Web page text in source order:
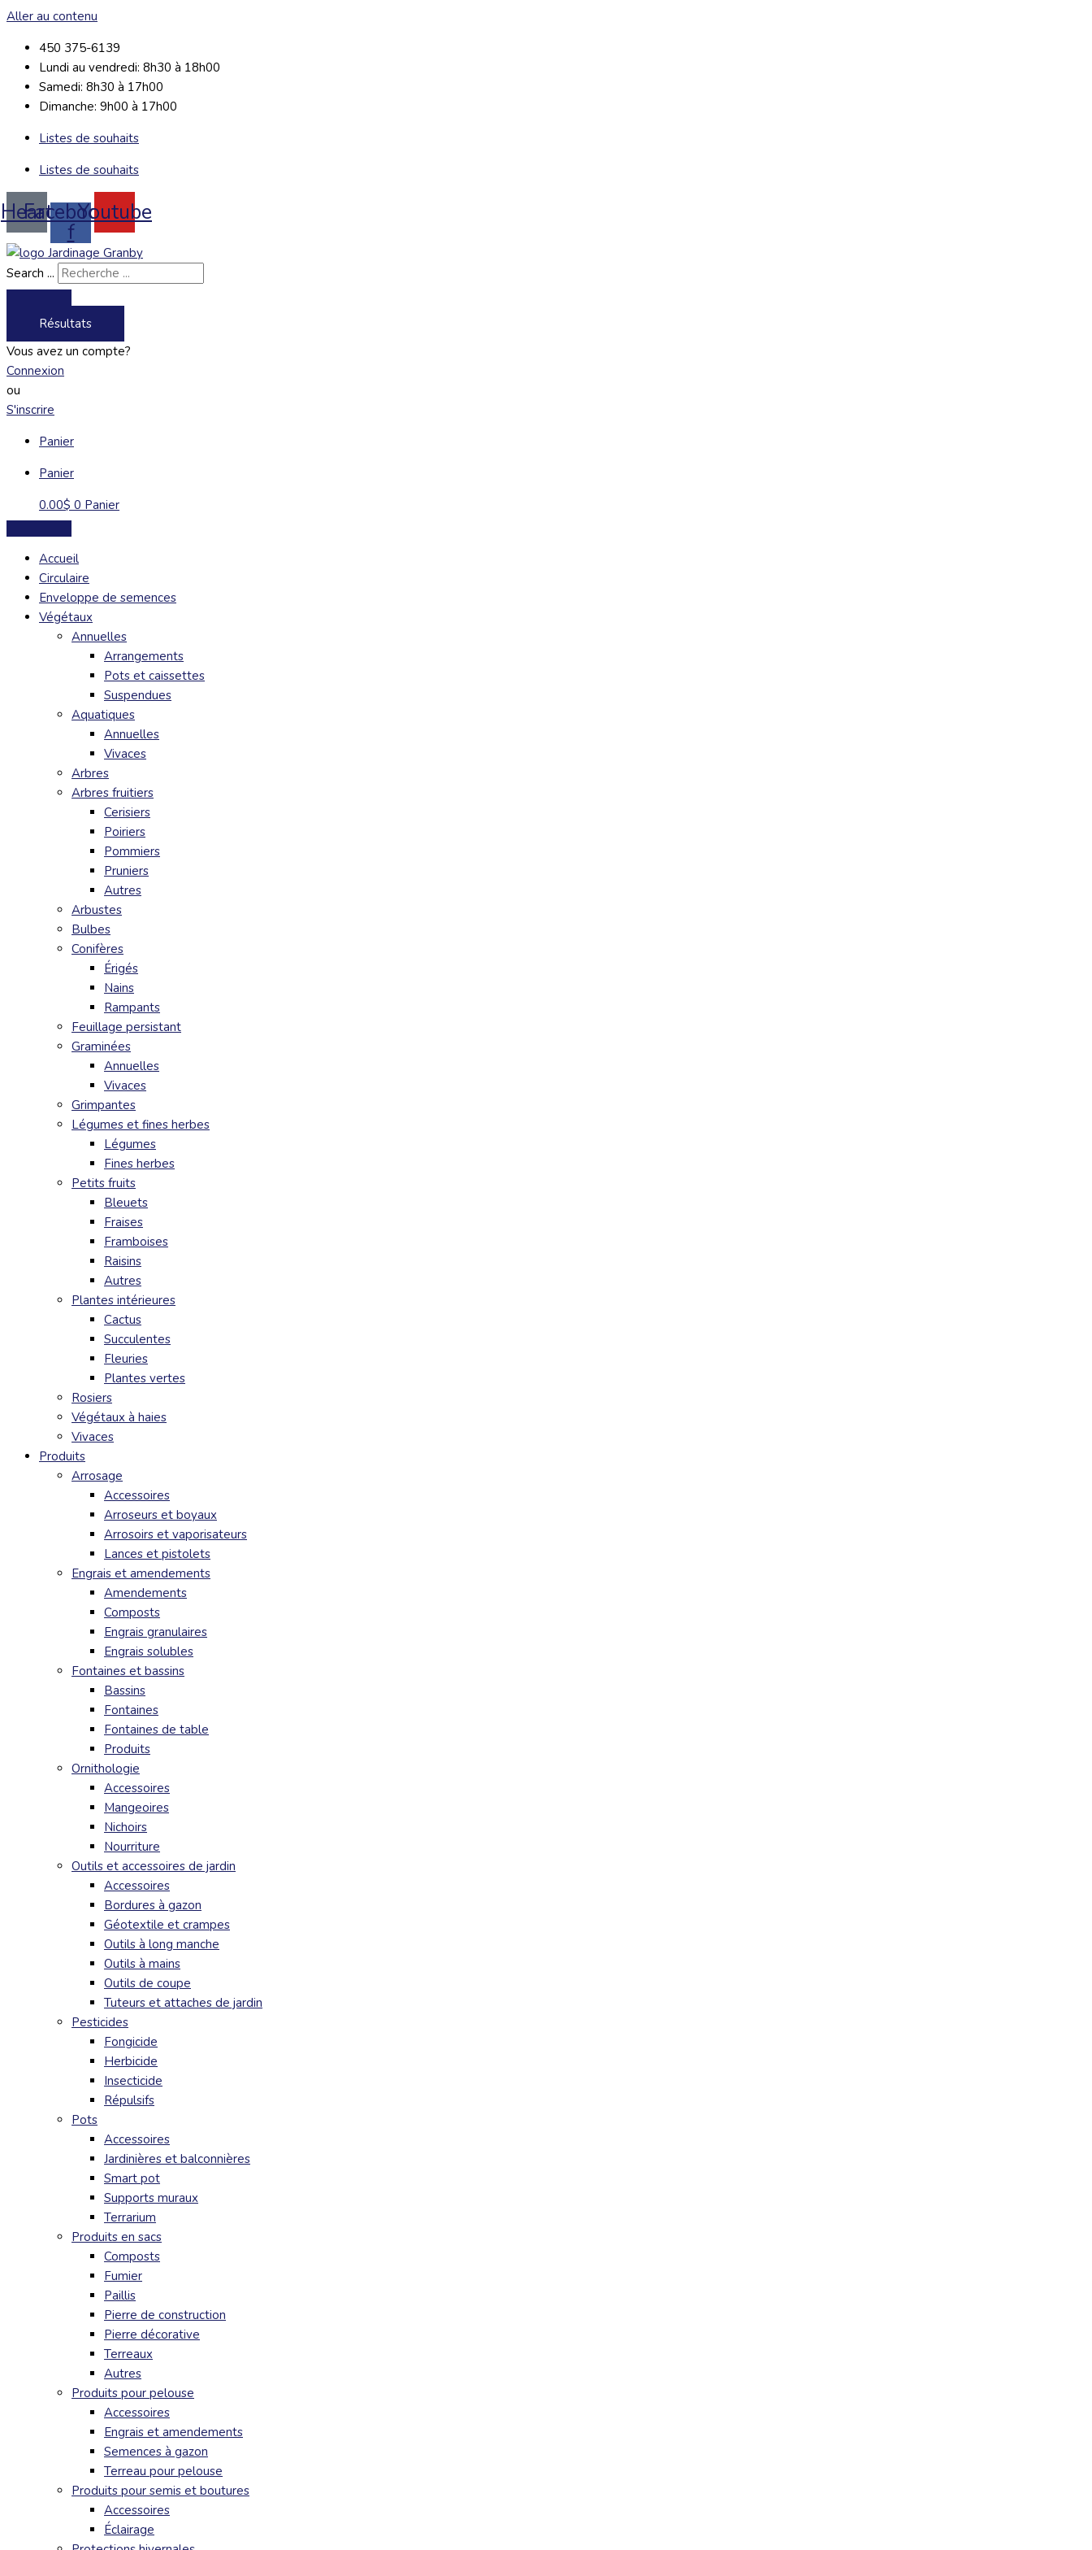
Aller au contenu
450 375-6139
Lundi au vendredi: 8h30 à 18h00
Samedi: 8h30 à 17h00
Dimanche: 9h00 à 17h00
Listes de souhaits
Listes de souhaits
Heart
Facebook-
f
Youtube
Search ...
Résultats
Vous avez un compte?
Connexion
ou
S'inscrire
Panier
Panier
0.00$ 0 Panier
Accueil
Circulaire
Enveloppe de semences
Végétaux
Annuelles
Arrangements
Pots et caissettes
Suspendues
Aquatiques
Annuelles
Vivaces
Arbres
Arbres fruitiers
Cerisiers
Poiriers
Pommiers
Pruniers
Autres
Arbustes
Bulbes
Conifères
Érigés
Nains
Rampants
Feuillage persistant
Graminées
Annuelles
Vivaces
Grimpantes
Légumes et fines herbes
Légumes
Fines herbes
Petits fruits
Bleuets
Fraises
Framboises
Raisins
Autres
Plantes intérieures
Cactus
Succulentes
Fleuries
Plantes vertes
Rosiers
Végétaux à haies
Vivaces
Produits
Arrosage
Accessoires
Arroseurs et boyaux
Arrosoirs et vaporisateurs
Lances et pistolets
Engrais et amendements
Amendements
Composts
Engrais granulaires
Engrais solubles
Fontaines et bassins
Bassins
Fontaines
Fontaines de table
Produits
Ornithologie
Accessoires
Mangeoires
Nichoirs
Nourriture
Outils et accessoires de jardin
Accessoires
Bordures à gazon
Géotextile et crampes
Outils à long manche
Outils à mains
Outils de coupe
Tuteurs et attaches de jardin
Pesticides
Fongicide
Herbicide
Insecticide
Répulsifs
Pots
Accessoires
Jardinières et balconnières
Smart pot
Supports muraux
Terrarium
Produits en sacs
Composts
Fumier
Paillis
Pierre de construction
Pierre décorative
Terreaux
Autres
Produits pour pelouse
Accessoires
Engrais et amendements
Semences à gazon
Terreau pour pelouse
Produits pour semis et boutures
Accessoires
Éclairage